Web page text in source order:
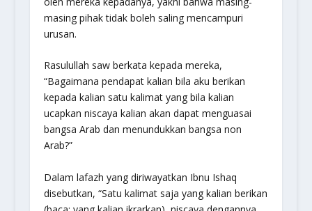
masing pihak tidak boleh saling mencampuri
urusan.
Rasulullah saw berkata kepada mereka,
“Bagaimana pendapat kalian bila aku berikan
kepada kalian satu kalimat yang bila kalian
ucapkan niscaya kalian akan dapat menguasai
bangsa Arab dan menundukkan bangsa non
Arab?”
Dalam lafazh yang diriwayatkan Ibnu Ishaq
disebutkan, “Satu kalimat saja yang kalian berikan